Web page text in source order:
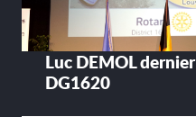
Luc DEMOL dernier
DG1620